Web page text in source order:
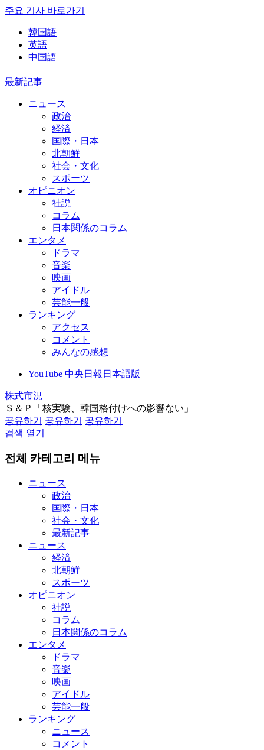
주요 기사 바로가기
韓国語
英語
中国語
最新記事
ニュース
政治
経済
国際・日本
北朝鮮
社会・文化
スポーツ
オピニオン
社説
コラム
日本関係のコラム
エンタメ
ドラマ
音楽
映画
アイドル
芸能一般
ランキング
アクセス
コメント
みんなの感想
YouTube 中央日報日本語版
株式市況
Ｓ＆Ｐ「核実験、韓国格付けへの影響ない」
공유하기
공유하기
공유하기
검색 열기
전체 카테고리 메뉴
ニュース
政治
国際・日本
社会・文化
最新記事
ニュース
経済
北朝鮮
スポーツ
オピニオン
社説
コラム
日本関係のコラム
エンタメ
ドラマ
音楽
映画
アイドル
芸能一般
ランキング
ニュース
コメント